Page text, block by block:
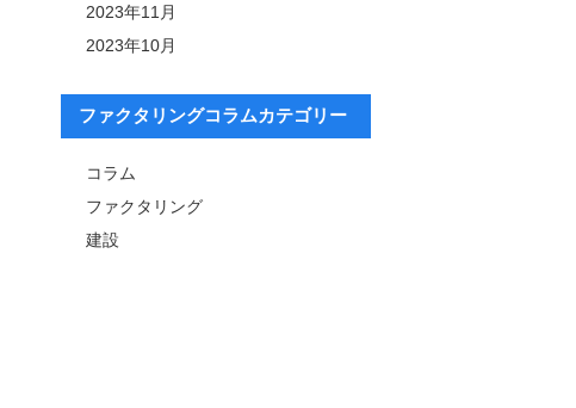
2023年11月
2023年10月
ファクタリングコラムカテゴリー
コラム
ファクタリング
建設